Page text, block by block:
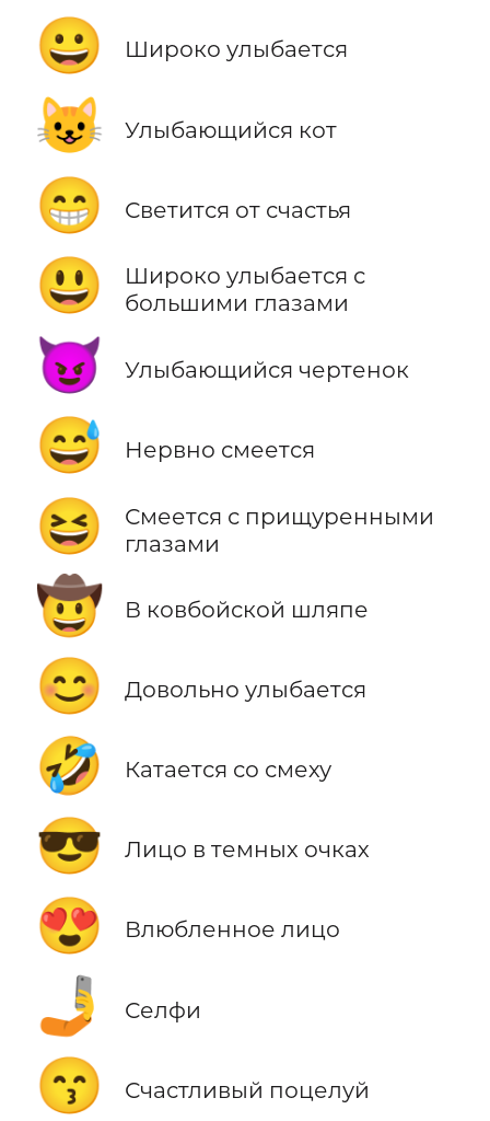
😀 Широко улыбается
😺 Улыбающийся кот
😁 Светится от счастья
😃
Широко улыбается с
большими глазами
😈 Улыбающийся чертенок
😅 Нервно смеется
😆
Смеется с прищуренными
глазами
🤠 В ковбойской шляпе
😊 Довольно улыбается
🤣 Катается со смеху
😎 Лицо в темных очках
😍 Влюбленное лицо
🤳 Селфи
😙 Счастливый поцелуй